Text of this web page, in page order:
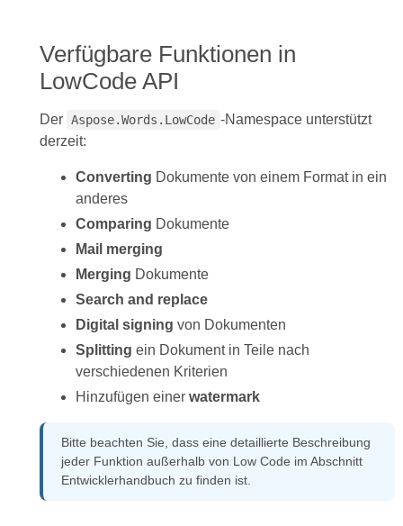
Verfügbare Funktionen in
LowCode API
Der Aspose.Words.LowCode -Namespace unterstützt
derzeit:
Converting Dokumente von einem Format in ein
anderes
Comparing Dokumente
Mail merging
Merging Dokumente
Search and replace
Digital signing von Dokumenten
Splitting ein Dokument in Teile nach
verschiedenen Kriterien
Hinzufügen einer watermark
Bitte beachten Sie, dass eine detaillierte Beschreibung
jeder Funktion außerhalb von Low Code im Abschnitt
Entwicklerhandbuch zu finden ist.